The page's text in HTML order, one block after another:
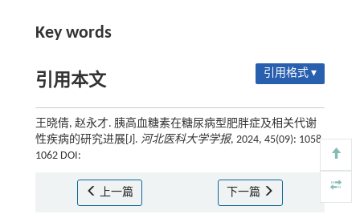
Key words
引用本文 引用格式 ▾
王晓倩, 赵永才. 胰高血糖素在糖尿病型肥胖症及相关代谢
性疾病的研究进展[J]. 河北医科大学学报, 2024, 45(09): 1058-
1062 DOI:
上一篇 下一篇